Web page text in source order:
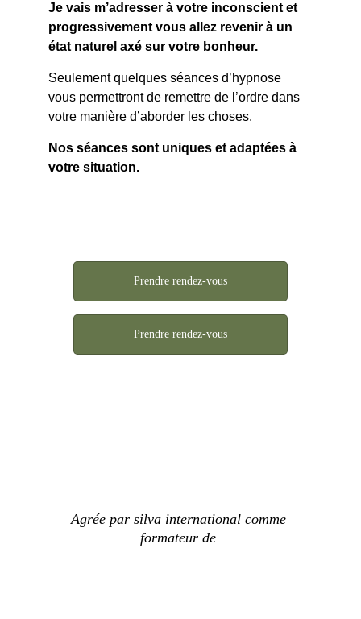
Je vais m’adresser à votre inconscient et
progressivement vous allez revenir à un
état naturel axé sur votre bonheur.
Seulement quelques séances d’hypnose
vous permettront de remettre de l’ordre dans
votre manière d’aborder les choses.
Nos séances sont uniques et adaptées à
votre situation.
Prendre rendez-vous
Prendre rendez-vous
Agrée par silva international comme
formateur de